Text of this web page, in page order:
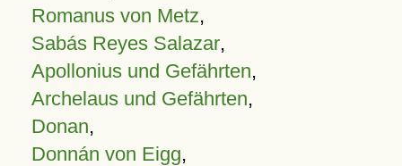
Romanus von Metz,
Sabás Reyes Salazar,
Apollonius und Gefährten,
Archelaus und Gefährten,
Donan,
Donnán von Eigg,